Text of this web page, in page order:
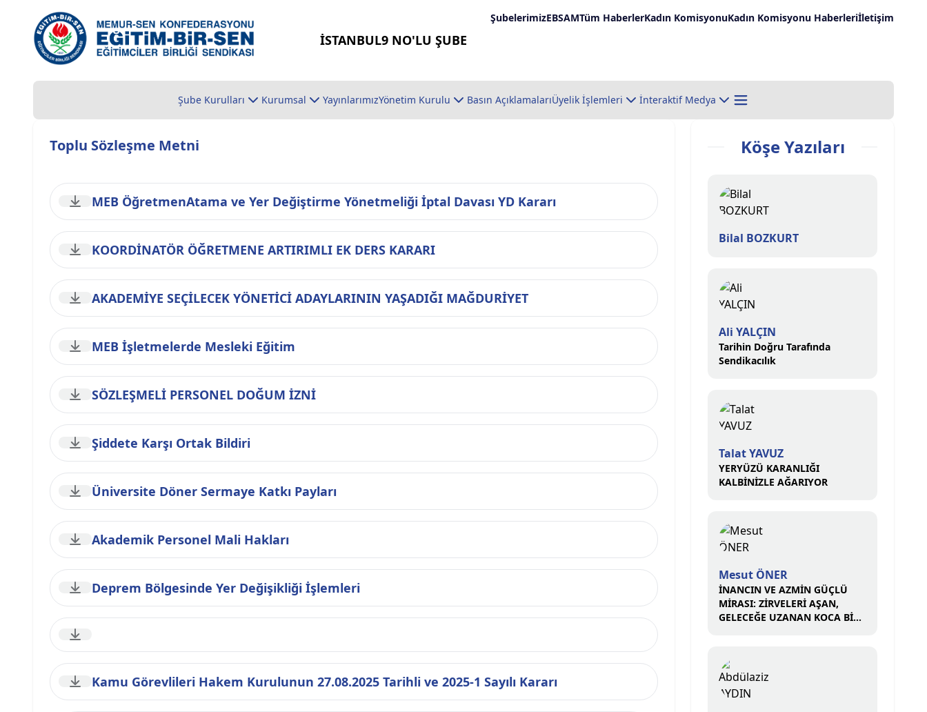
İSTANBUL9 NO'LU ŞUBE
ŞubelerimizEBSAMTüm HaberlerKadın KomisyonuKadın Komisyonu Haberleriİletişim
Şube Kurulları Kurumsal YayınlarımızYönetim Kurulu Basın AçıklamalarıÜyelik İşlemleri İnteraktif Medya
Toplu Sözleşme Metni
MEB ÖğretmenAtama ve Yer Değiştirme Yönetmeliği İptal Davası YD Kararı
KOORDİNATÖR ÖĞRETMENE ARTIRIMLI EK DERS KARARI
AKADEMİYE SEÇİLECEK YÖNETİCİ ADAYLARININ YAŞADIĞI MAĞDURİYET
MEB İşletmelerde Mesleki Eğitim
SÖZLEŞMELİ PERSONEL DOĞUM İZNİ
Şiddete Karşı Ortak Bildiri
Üniversite Döner Sermaye Katkı Payları
Akademik Personel Mali Hakları
Deprem Bölgesinde Yer Değişikliği İşlemleri
Kamu Görevlileri Hakem Kurulunun 27.08.2025 Tarihli ve 2025-1 Sayılı Kararı
Köşe Yazıları
Bilal BOZKURT
Ali YALÇIN
Tarihin Doğru Tarafında
Sendikacılık
Talat YAVUZ
YERYÜZÜ KARANLIĞI
KALBİNİZLE AĞARIYOR
Mesut ÖNER
İNANCIN VE AZMİN GÜÇLÜ
MİRASI: ZİRVELERİ AŞAN,
GELECEĞE UZANAN KOCA BİR